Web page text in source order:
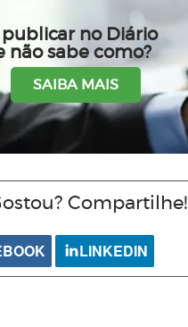
publicar no Diário
não sabe como?
SAIBA MAIS
Compartilhe!
LINKEDIN